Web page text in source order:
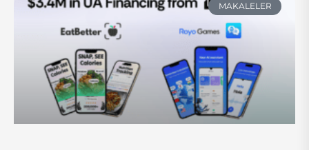
MAKALELER